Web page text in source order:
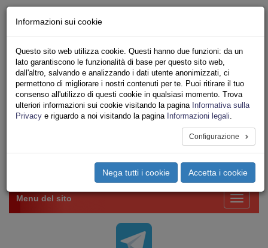
Iscriviti Online
Ricerca
Area Stampa
Privacy
VV.F.
UNIONE SINDACALE DI BASE SETTORE VIGILI
Toggle
Menu del sito
Informazioni sui cookie
Questo sito web utilizza cookie. Questi hanno due funzioni: da un
lato garantiscono le funzionalità di base per questo sito web,
dall'altro, salvando e analizzando i dati utente anonimizzati, ci
permettono di migliorare i nostri contenuti per te. Puoi ritirare il tuo
consenso all'utilizzo di questi cookie in qualsiasi momento. Trova
ulteriori informazioni sui cookie visitando la pagina Informativa sulla
Privacy e riguardo a noi visitando la pagina Informazioni legali.
Configurazione
Nega tutti i cookie Accetta i cookie